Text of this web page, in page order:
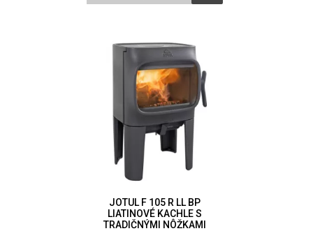
JOTUL F 105 R LL BP
LIATINOVÉ KACHLE S
TRADIČNÝMI NÔŽKAMI